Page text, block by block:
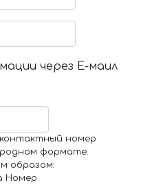
через Е-маил
номер
формате.
образом:
Номер